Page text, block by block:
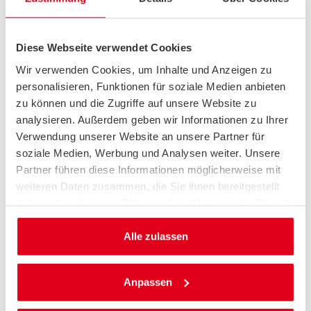
Diese Webseite verwendet Cookies
Wir verwenden Cookies, um Inhalte und Anzeigen zu
personalisieren, Funktionen für soziale Medien anbieten
zu können und die Zugriffe auf unsere Website zu
analysieren. Außerdem geben wir Informationen zu Ihrer
Verwendung unserer Website an unsere Partner für
soziale Medien, Werbung und Analysen weiter. Unsere
Partner führen diese Informationen möglicherweise mit
weiteren Daten zusammen, die Sie ihnen bereitgestellt
gesammelt haben.
Alle zulassen
Anpassen
Verkehrssicherheit
MÜDIGKEIT AM STEUER
Ursachen und Warnsignale es gibt – und mit welchen Tipps
Sie wach und sicher am Steuer fahren.
Mehr über Müdigkeit am Steuer erfahren
ERSTE HILFE